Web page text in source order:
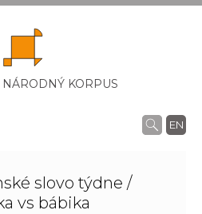
KORPUS
EN
slovo týdne /
vs bábika